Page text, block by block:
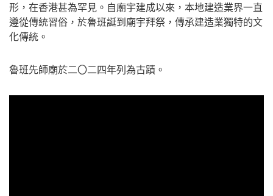
形，在香港甚為罕見。自廟宇建成以來，本地建造業界一直
遵從傳統習俗，於魯班誕到廟宇拜祭，傳承建造業獨特的文
化傳統。
魯班先師廟於二〇二四年列為古蹟。